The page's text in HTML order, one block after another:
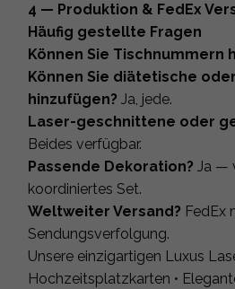
4 — Produktion & FedEx
Häufig gestellte Fragen
Können Sie Tischnummern
Können Sie diätetische
hinzufügen? Ja, jede.
Laser-geschnittene oder
Beides verfügbar.
Passende Dekoration? Ja —
koordiniertes Set.
Weltweiter Versand? FedEx
Sendungsverfolgung.
Unsere einzigartigen Luxus
Hochzeitsplatzkarten •